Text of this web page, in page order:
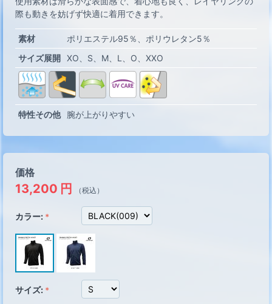
際も動きを妨げず快適に着用できます。
素材
ポリエステル95％、ポリウレタン5％
サイズ展開 XO S M L O XXO
特性その他 腕が上がりやすい
価格
13,200 円 （税込）
カラー:
サイズ: